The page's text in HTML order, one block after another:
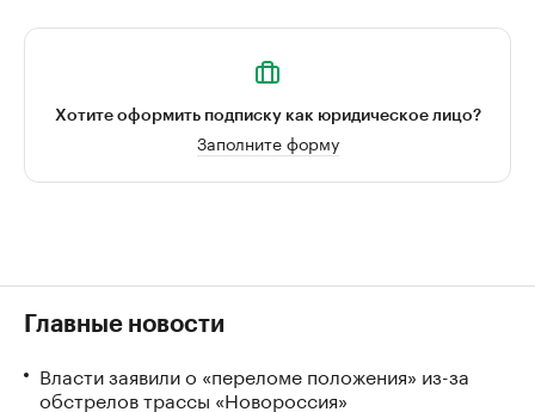
Хотите оформить подписку как юридическое лицо?
Заполните форму
Главные новости
Власти заявили о «переломе положения» из-за
обстрелов трассы «Новороссия»